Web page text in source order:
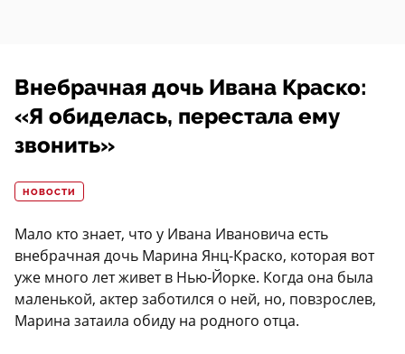
Внебрачная дочь Ивана Краско:
«Я обиделась, перестала ему
звонить»
НОВОСТИ
Мало кто знает, что у Ивана Ивановича есть
внебрачная дочь Марина Янц-Краско, которая вот
уже много лет живет в Нью-Йорке. Когда она была
маленькой, актер заботился о ней, но, повзрослев,
Марина затаила обиду на родного отца.